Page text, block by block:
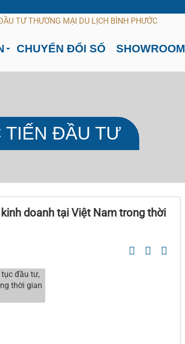
CHUYỂN ĐỔI SỐ SHOWROOM
TIẾN ĐẦU TƯ
doanh tại Việt Nam trong thời